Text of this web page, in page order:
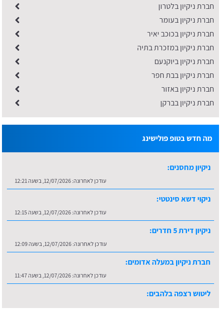
חברת ניקיון בלטרון
חברת ניקיון בעומר
חברת ניקיון בכוכב יאיר
חברת ניקיון במזכרת בתיה
חברת ניקיון ביוקנעם
חברת ניקיון בבת חפר
חברת ניקיון באזור
חברת ניקיון בברקן
מה חדש בטופ פולישינג
ניקיון מחסנים:
עודכן לאחרונה:12/07/2026, בשעה 12:21
ניקוי דשא סינטטי:
עודכן לאחרונה: 12/07/2026, בשעה 12:15
ניקיון דירת 5 חדרים:
עודכן לאחרונה: 12/07/2026, בשעה 12:09
חברת ניקיון במעלה אדומים:
עודכן לאחרונה: 12/07/2026, בשעה 11:47
ליטוש רצפה בלהבים:
עודכן לאחרונה: 16/07/2026, בשעה 10:36